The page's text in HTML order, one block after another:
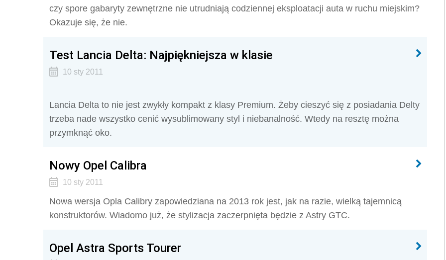
czy spore gabaryty zewnętrzne nie utrudniają codziennej eksploatacji auta w ruchu miejskim?
Okazuje się, że nie.
Test Lancia Delta: Najpiękniejsza w klasie
10 sty 2011
Lancia Delta to nie jest zwykły kompakt z klasy Premium. Żeby cieszyć się z posiadania Delty
trzeba nade wszystko cenić wysublimowany styl i niebanalność. Wtedy na resztę można
przymknąć oko.
Nowy Opel Calibra
10 sty 2011
Nowa wersja Opla Calibry zapowiedziana na 2013 rok jest, jak na razie, wielką tajemnicą
konstruktorów. Wiadomo już, że stylizacja zaczerpnięta będzie z Astry GTC.
Opel Astra Sports Tourer